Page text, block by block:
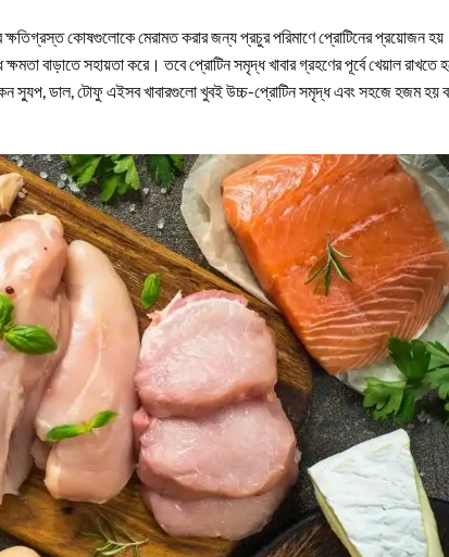
কোষগুলোকে মেরামত করার জন্য প্রচুর পরিমাণে প্রোটিনের প্রয়োজন
বাড়াতে সহায়তা করে। তবে প্রোটিন সমৃদ্ধ খাবার গ্রহণের পূর্বে খেয়াল রাখতে
স্যুপ, ডাল, টোফু এইসব খাবারগুলো খুবই উচ্চ-প্রোটিন সমৃদ্ধ এবং সহজে হজম হয়